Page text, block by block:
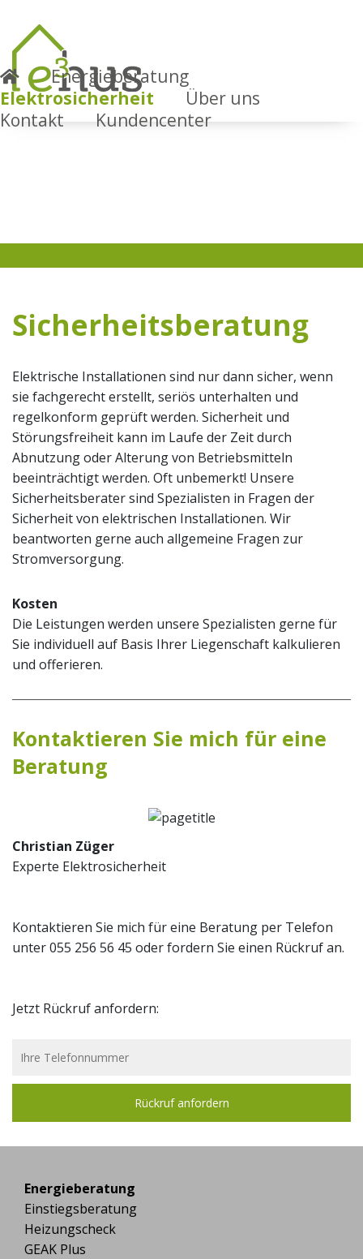
Energieberatung
Elektrosicherheit
Über uns
Kontakt
Kundencenter
Sicherheitsberatung
Elektrische Installationen sind nur dann sicher, wenn
sie fachgerecht erstellt, seriös unterhalten und
regelkonform geprüft werden. Sicherheit und
Störungsfreiheit kann im Laufe der Zeit durch
Abnutzung oder Alterung von Betriebsmitteln
beeinträchtigt werden. Oft unbemerkt! Unsere
Sicherheitsberater sind Spezialisten in Fragen der
Sicherheit von elektrischen Installationen. Wir
beantworten gerne auch allgemeine Fragen zur
Stromversorgung.
Kosten
Die Leistungen werden unsere Spezialisten gerne für
Sie individuell auf Basis Ihrer Liegenschaft kalkulieren
und offerieren.
Kontaktieren Sie mich für eine
Beratung
Christian Züger
Experte Elektrosicherheit
Kontaktieren Sie mich für eine Beratung per Telefon
unter 055 256 56 45 oder fordern Sie einen Rückruf an.
Jetzt Rückruf anfordern:
Energieberatung
Einstiegsberatung
Heizungscheck
GEAK Plus